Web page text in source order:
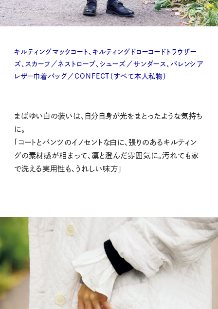
キルティングマックコート、キルティングドローコードトラウザー
ズ、スカーフ／ネストローブ、シューズ／サンダース、バレンシア
レザー巾着バッグ／CONFECT（すべて本人私物）
まばゆい白の装いは、自分自身が光をまとったような気持ち
に。
「コートとパンツのイノセントな白に、張りのあるキルティン
グの素材感が相まって、凛と澄んだ雰囲気に。汚れても家
で洗える実用性も、うれしい味方」